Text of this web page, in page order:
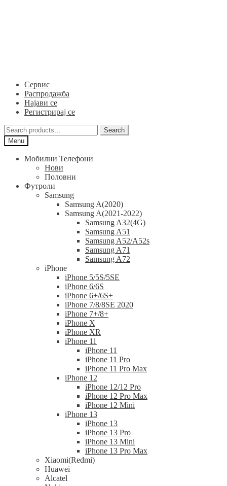
Сервис
Распродажба
Најави се
Регистрирај се
Search
for:
Search
Menu
Мобилни Телефони
Нови
Половни
Футроли
Samsung
Samsung A(2020)
Samsung A(2021-2022)
Samsung A32(4G)
Samsung A51
Samsung A52/A52s
Samsung A71
Samsung A72
iPhone
iPhone 5/5S/5SE
iPhone 6/6S
iPhone 6+/6S+
iPhone 7/8/8SE 2020
iPhone 7+/8+
iPhone X
iPhone XR
iPhone 11
iPhone 11
iPhone 11 Pro
iPhone 11 Pro Max
iPhone 12
iPhone 12/12 Pro
iPhone 12 Pro Max
iPhone 12 Mini
iPhone 13
iPhone 13
iPhone 13 Pro
iPhone 13 Mini
iPhone 13 Pro Max
Xiaomi(Redmi)
Huawei
Alcatel